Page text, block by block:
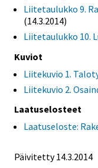
Liitetaulukko 9.
(14.3.2014)
Liitetaulukko 10.
Kuviot
Liitekuvio 1.
Liitekuvio 2.
Laatuselosteet
Laatuseloste:
Päivitetty 14.3.2014